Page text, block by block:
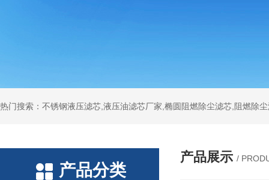
热门搜索：不锈钢液压滤芯,液压油滤芯厂家,椭圆阻燃除尘滤芯,阻燃除
产品分类
产品展示 /